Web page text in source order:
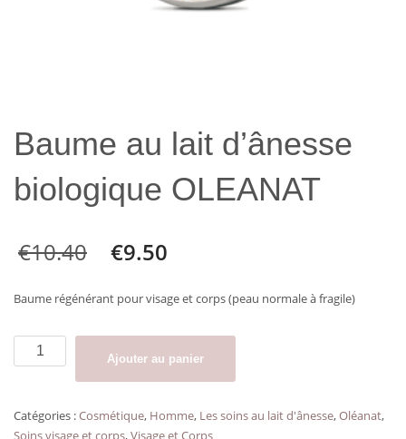
Baume au lait d’ânesse
biologique OLEANAT
€10.40 €9.50
Baume régénérant pour visage et corps (peau normale à fragile)
quantité
de
lait
Ajouter au panier
Catégories :Cosmétique, Homme, Les soins au lait d'ânesse,Oléanat,
Soins visage et corps,Visage et Corps